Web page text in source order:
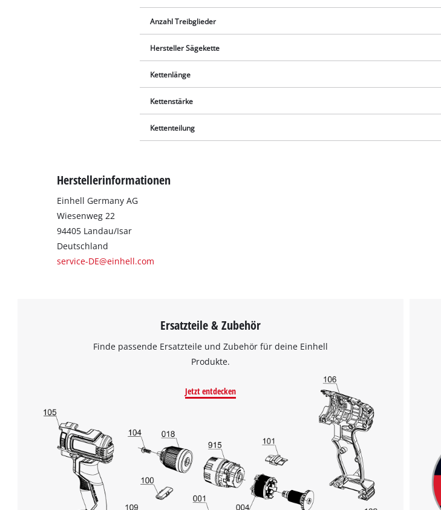
Wir benötigen deine
Google Maps laden zu
This content is not
to trackers that are not
visitor. The website owner
the site with their CMP to
Anzahl Treibglieder
Hersteller Sägekette
Kettenlänge
Kettenstärke
Kettenteilung
Herstellerinformationen
Einhell Germany AG
Wiesenweg 22
94405 Landau/Isar
Deutschland
service-DE@einhell.com
Ersatzteile & Zubehör
Finde passende Ersatzteile und Zubehör für deine Einhell
Produkte.
Jetzt entdecken